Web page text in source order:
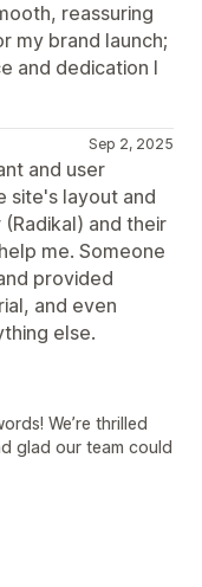
reassuring
my brand launch;
and dedication I
Sep 2, 2025
and user
site's layout and
and their
me. Someone
provided
and even
else.
We’re thrilled
glad our team could